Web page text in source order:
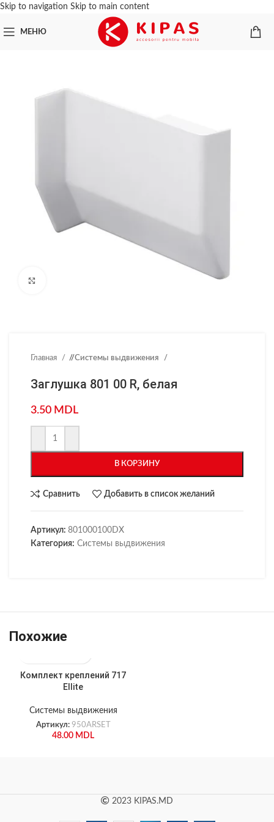
Skip to navigation Skip to main content
МЕНЮ
Главная / Системы выдвижения
Заглушка 801 00 R, белая
3.50 MDL
В КОРЗИНУ
Сравнить Добавить в список желаний
Артикул: 801000100DX
Категория: Системы выдвижения
Похожие
Комплект креплений 717
Ellite
Системы выдвижения
Артикул: 950ARSET
48.00 MDL
2023 KIPAS.MD